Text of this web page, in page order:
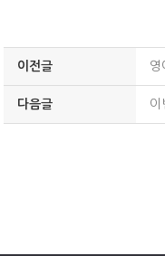
이전글 영
다음글 이